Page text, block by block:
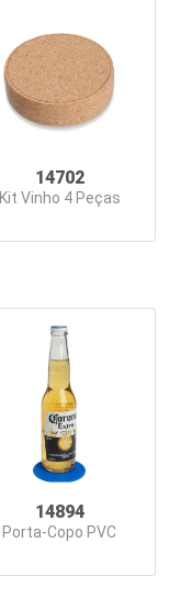
14702
Kit Vinho 4 Peças
14894
Porta-Copo PVC